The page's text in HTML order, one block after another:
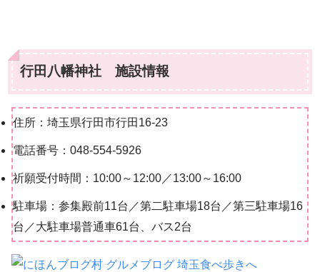
行田八幡神社 施設情報
住所：埼玉県行田市行田16-23
電話番号：048-554-5926
祈願受付時間：10:00～12:00／13:00～16:00
駐車場：参集殿前11台／第二駐車場18台／第三駐車場16
台／大駐車場普通車61台、バス2台